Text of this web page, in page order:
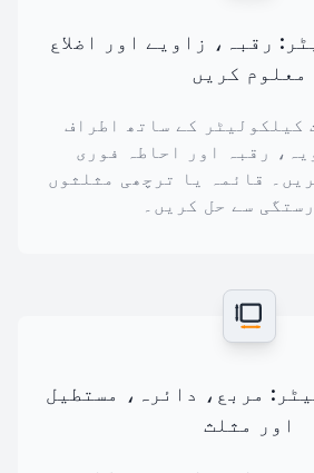
رقبہ، زاویے اور اضلاع
معلوم کریں
کیلکولیٹر کے ساتھ اطراف
رقبہ اور احاطہ فوری
قائمہ یا ترچھی مثلثوں
سے حل کریں۔
مربع، دائرہ، مستطیل
اور مثلث